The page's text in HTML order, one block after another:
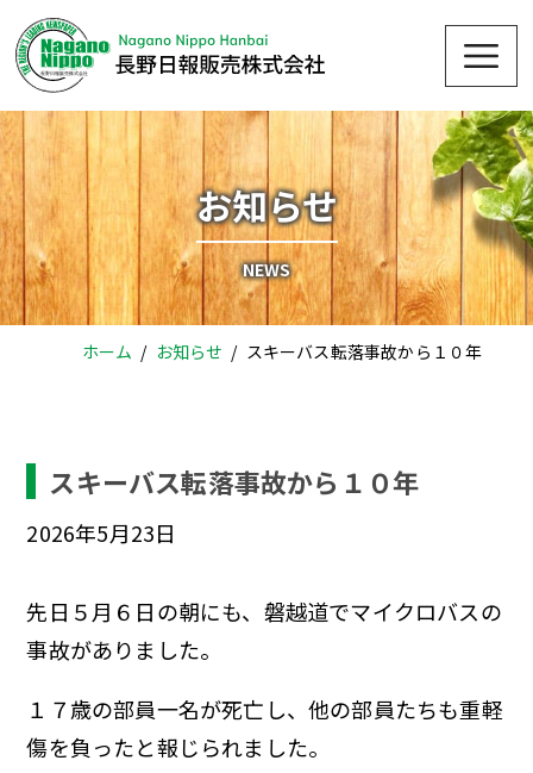
Skip
to
content
お知らせ
NEWS
ホーム お知らせ スキーバス転落事故から１０年
スキーバス転落事故から１０年
2026年5月23日
先日５月６日の朝にも、磐越道でマイクロバスの
事故がありました。
１７歳の部員一名が死亡し、他の部員たちも重軽
傷を負ったと報じられました。